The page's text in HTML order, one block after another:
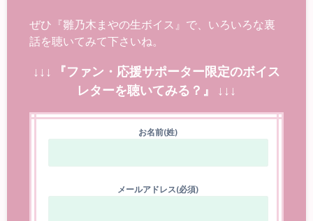
ぜひ『雛乃木まやの生ボイス』で、いろいろな裏
話を聴いてみて下さいね。
↓↓↓ 『ファン・応援サポーター限定のボイス
レターを聴いてみる？』 ↓↓↓
お名前(姓)
メールアドレス(必須)